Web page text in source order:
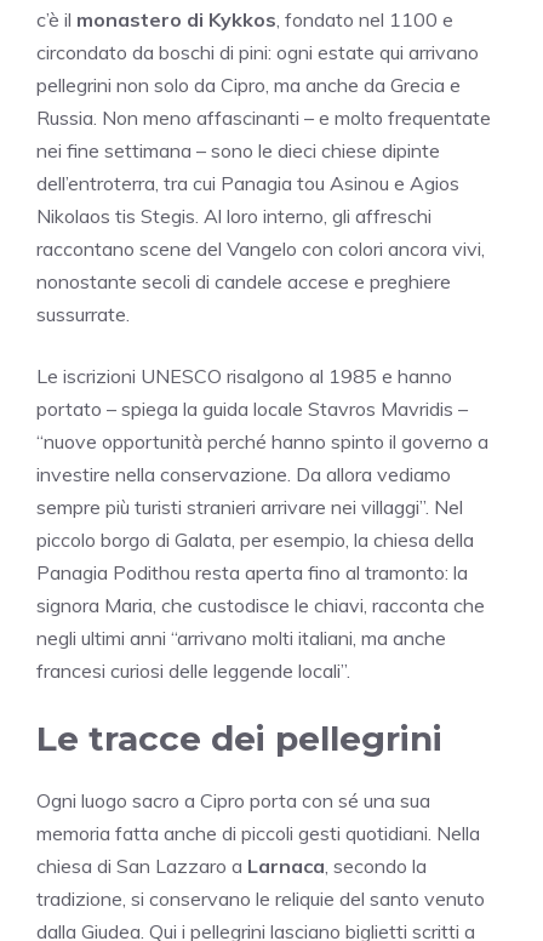
c’è il monastero di Kykkos , fondato nel 1100 e
circondato da boschi di pini: ogni estate qui arrivano
pellegrini non solo da Cipro, ma anche da Grecia e
Russia. Non meno affascinanti – e molto frequentate
nei fine settimana – sono le dieci chiese dipinte
dell’entroterra, tra cui Panagia tou Asinou e Agios
Nikolaos tis Stegis. Al loro interno, gli affreschi
raccontano scene del Vangelo con colori ancora vivi,
nonostante secoli di candele accese e preghiere
sussurrate.
Le iscrizioni UNESCO risalgono al 1985 e hanno
portato – spiega la guida locale Stavros Mavridis –
“nuove opportunità perché hanno spinto il governo a
investire nella conservazione. Da allora vediamo
sempre più turisti stranieri arrivare nei villaggi”. Nel
piccolo borgo di Galata, per esempio, la chiesa della
Panagia Podithou resta aperta fino al tramonto: la
signora Maria, che custodisce le chiavi, racconta che
negli ultimi anni “arrivano molti italiani, ma anche
francesi curiosi delle leggende locali”.
Le tracce dei pellegrini
Ogni luogo sacro a Cipro porta con sé una sua
memoria fatta anche di piccoli gesti quotidiani. Nella
chiesa di San Lazzaro a Larnaca , secondo la
tradizione, si conservano le reliquie del santo venuto
dalla Giudea. Qui i pellegrini lasciano biglietti scritti a